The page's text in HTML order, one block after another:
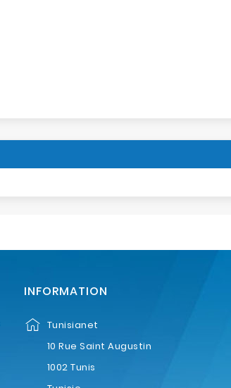
INFORMATION
Tunisianet
10 Rue Saint Augustin
1002 Tunis